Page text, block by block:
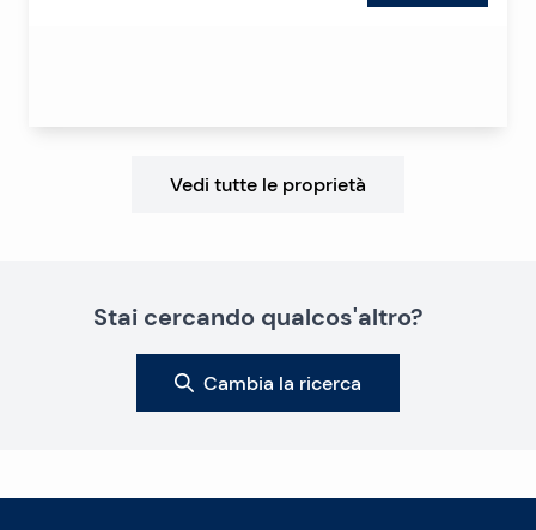
Vedi tutte le proprietà
Stai cercando qualcos'altro?
Cambia la ricerca